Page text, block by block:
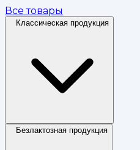
Все товары
Классическая продукция
Безлактозная продукция